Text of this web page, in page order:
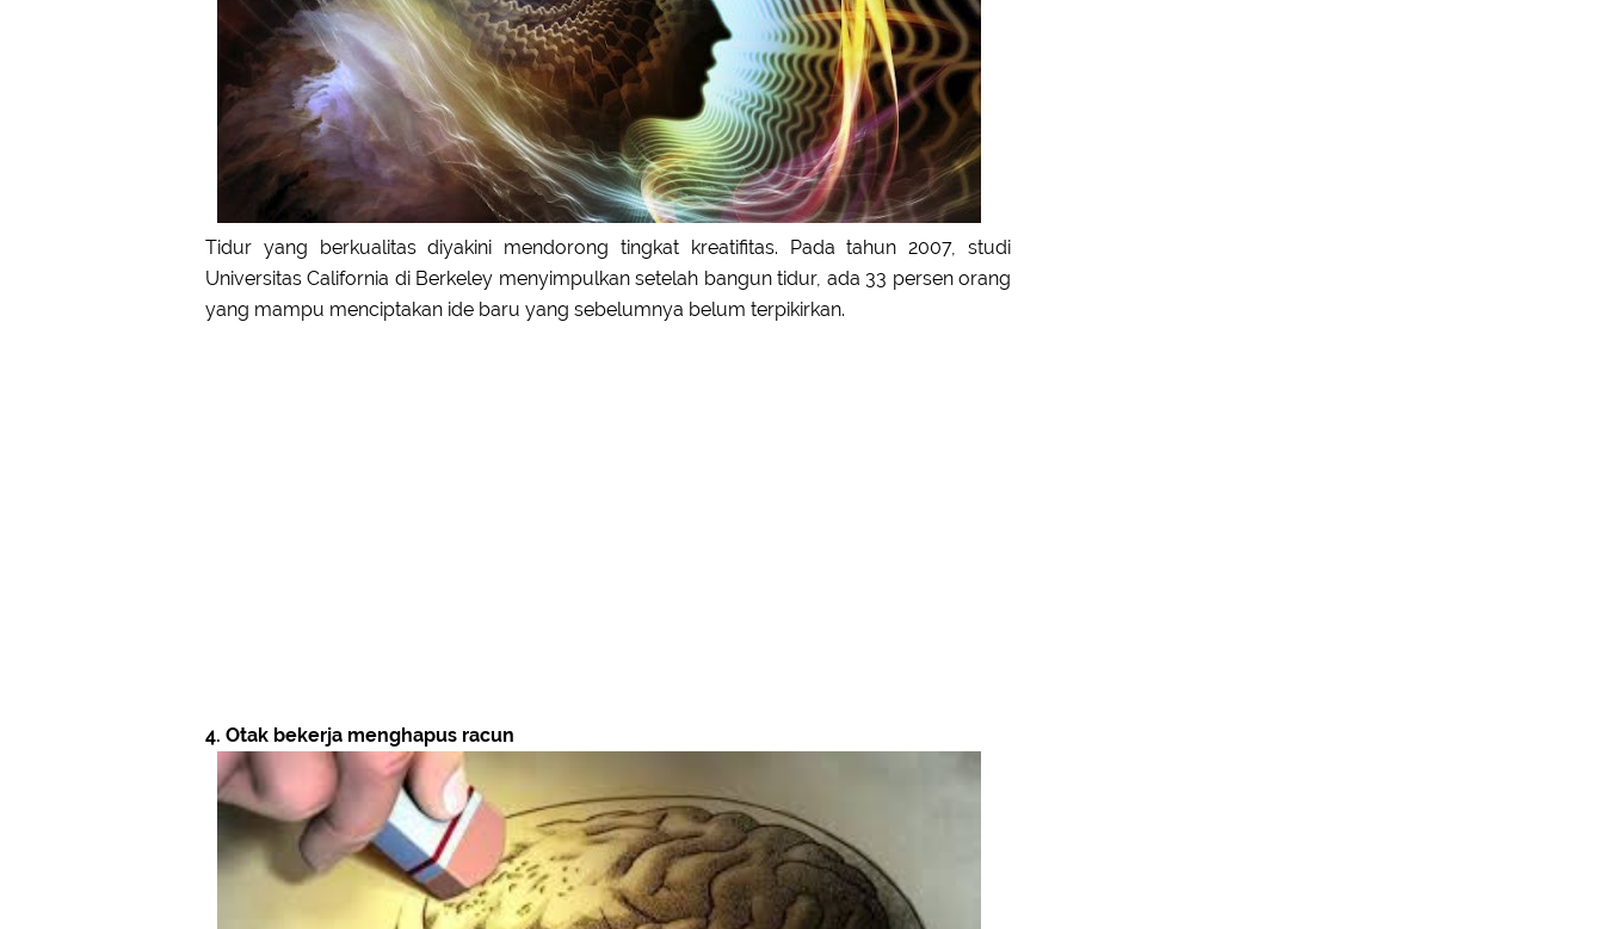
Tidur yang berkualitas diyakini mendorong tingkat kreatifitas. Pada tahun 2007, studi
Universitas California di Berkeley menyimpulkan setelah bangun tidur, ada 33 persen orang
yang mampu menciptakan ide baru yang sebelumnya belum terpikirkan.
4. Otak bekerja menghapus racun